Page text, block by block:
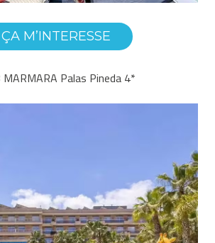
ÇA M’INTERESSE
MARMARA Palas Pineda 4*